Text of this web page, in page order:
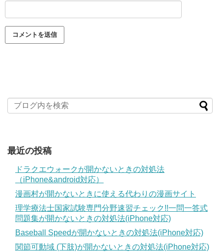
最近の投稿
ドラクエウォークが開かないときの対処法
（iPhone&android対応）
漫画村が開かないときに使える代わりの漫画サイト
理学療法士国家試験専門分野速習チェック!!一問一答式
問題集が開かないときの対処法(iPhone対応)
Baseball Speedが開かないときの対処法(iPhone対応)
関節可動域 (下肢)が開かないときの対処法(iPhone対応)